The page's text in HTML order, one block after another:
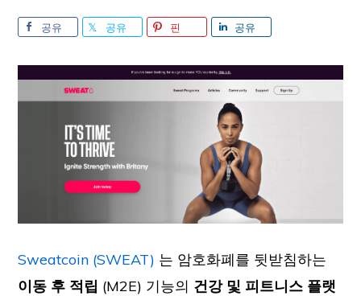
공유 공유 핀 공유
Sweatcoin (SWEAT) 는 암호화폐를 뒷받침하는
이동 후 적립 (M2E) 기능의 건강 및 피트니스 플랫